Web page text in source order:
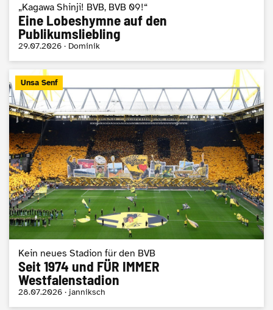
„Kagawa Shinji! BVB, BVB 09!“
Eine Lobeshymne auf den
Publikumsliebling
29.07.2026 · Dominik
Unsa Senf
Kein neues Stadion für den BVB
Seit 1974 und FÜR IMMER
Westfalenstadion
28.07.2026 · janniksch